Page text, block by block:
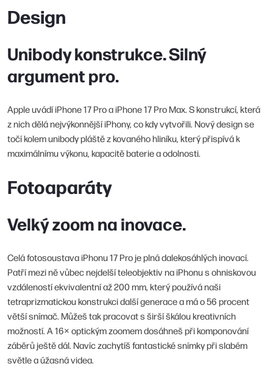
Design
Unibody konstrukce. Silný
argument pro.
Apple uvádí iPhone 17 Pro a iPhone 17 Pro Max. S konstrukcí, která
z nich dělá nejvýkonnější iPhony, co kdy vytvořili. Nový design se
točí kolem unibody pláště z kovaného hliníku, který přispívá k
maximálnímu výkonu, kapacitě baterie a odolnosti.
Fotoaparáty
Velký zoom na inovace.
Celá fotosoustava iPhonu 17 Pro je plná dalekosáhlých inovací.
Patří mezi ně vůbec nejdelší teleobjektiv na iPhonu s ohniskovou
vzdáleností ekvivalentní až 200 mm, který používá naši
tetraprizmatickou konstrukci další generace a má o 56 procent
větší snímač. Můžeš tak pracovat s širší škálou kreativních
možností. A 16× optickým zoomem dosáhneš při komponování
záběrů ještě dál. Navíc zachytíš fantastické snímky při slabém
světle a úžasná videa.